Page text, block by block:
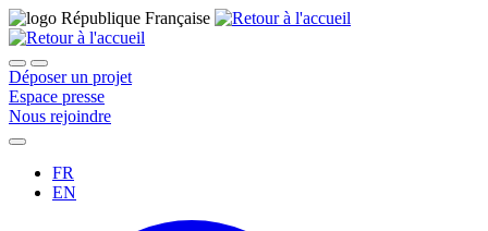
Déposer un projet
Espace presse
Nous rejoindre
FR
EN